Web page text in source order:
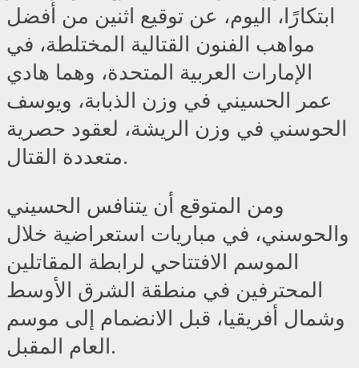
ابتكارًا، اليوم، عن توقيع اثنين من أفضل
مواهب الفنون القتالية المختلطة، في
الإمارات العربية المتحدة، وهما هادي
عمر الحسيني في وزن الذبابة، ويوسف
الحوسني في وزن الريشة، لعقود حصرية
متعددة القتال.
ومن المتوقع أن يتنافس الحسيني
والحوسني، في مباريات استعراضية خلال
الموسم الافتتاحي لرابطة المقاتلين
المحترفين في منطقة الشرق الأوسط
وشمال أفريقيا، قبل الانضمام إلى موسم
العام المقبل.